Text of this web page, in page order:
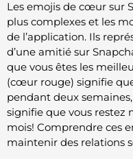
Les emojis de cœur sur
plus complexes et les
de l’application. Ils
d’une amitié sur
que vous êtes les
(cœur rouge) signifie
pendant deux
signifie que vous restez
mois! Comprendre ces
maintenir des relations